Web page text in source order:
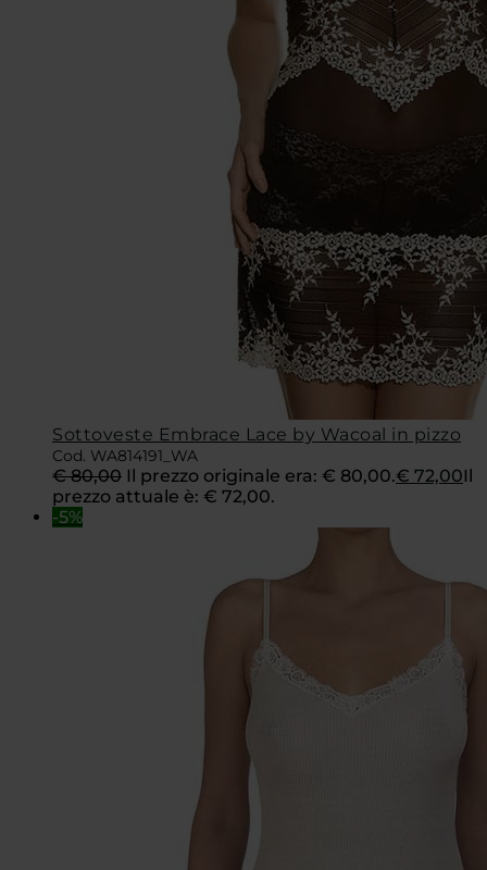
Sottoveste Embrace Lace by Wacoal in pizzo
Cod. WA814191_WA
€80,00 Il prezzo originale era: € 80,00.€ 72,00Il
prezzo attuale è: € 72,00.
-5%